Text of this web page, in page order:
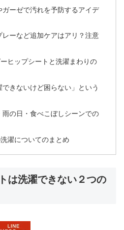
ーゼで汚れを予防するアイデ
ーなど追加ケアはアリ？注意
ヒップシートと洗濯まわりの
きないけど困らない」という
の日・食べこぼしシーンでの
濯についてのまとめ
は洗濯できない２つの